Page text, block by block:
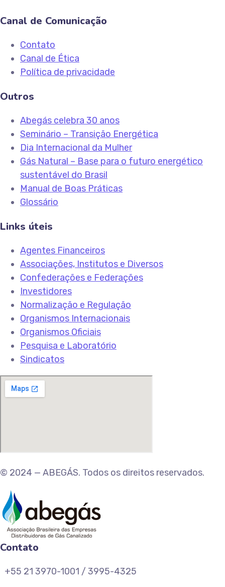
Canal de Comunicação
Contato
Canal de Ética
Política de privacidade
Outros
Abegás celebra 30 anos
Seminário – Transição Energética
Dia Internacional da Mulher
Gás Natural – Base para o futuro energético
sustentável do Brasil
Manual de Boas Práticas
Glossário
Links úteis
Agentes Financeiros
Associações, Institutos e Diversos
Confederações e Federações
Investidores
Normalização e Regulação
Organismos Internacionais
Organismos Oficiais
Pesquisa e Laboratório
Sindicatos
© 2024 — ABEGÁS. Todos os direitos reservados.
Contato
+55 21 3970-1001 / 3995-4325